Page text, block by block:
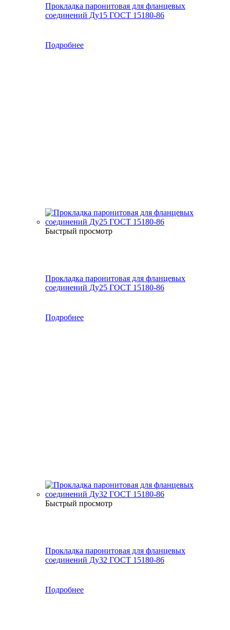
Прокладка паронитовая для фланцевых
соединений Ду15 ГОСТ 15180-86
Подробнее
Быстрый просмотр
Прокладка паронитовая для фланцевых
соединений Ду25 ГОСТ 15180-86
Подробнее
Быстрый просмотр
Прокладка паронитовая для фланцевых
соединений Ду32 ГОСТ 15180-86
Подробнее